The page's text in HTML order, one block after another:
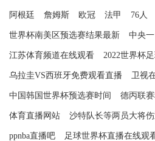
阿根廷 詹姆斯 欧冠 法甲 76人
世界杯南美区预选赛结果最新 中央
江苏体育频道在线观看 2022世界杯
乌拉圭VS西班牙免费观看直播 卫视
中国韩国世界杯预选赛时间 德丙联
体育直播网站 沙特队长等两员大将
ppnba直播吧 足球世界杯直播在线观